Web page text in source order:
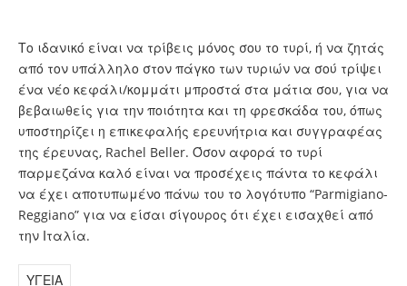
Το ιδανικό είναι να τρίβεις μόνος σου το τυρί, ή να ζητάς
από τον υπάλληλο στον πάγκο των τυριών να σού τρίψει
ένα νέο κεφάλι/κομμάτι μπροστά στα μάτια σου, για να
βεβαιωθείς για την ποιότητα και τη φρεσκάδα του, όπως
υποστηρίζει η επικεφαλής ερευνήτρια και συγγραφέας
της έρευνας, Rachel Beller. Όσον αφορά το τυρί
παρμεζάνα καλό είναι να προσέχεις πάντα το κεφάλι
να έχει αποτυπωμένο πάνω του το λογότυπο “Parmigiano-
Reggiano” για να είσαι σίγουρος ότι έχει εισαχθεί από
την Ιταλία.
ΥΓΕΙΑ